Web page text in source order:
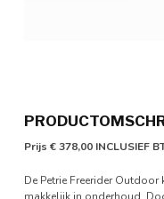
Prijs € 378,00 INCLUSIEF
De Petrie Freerider